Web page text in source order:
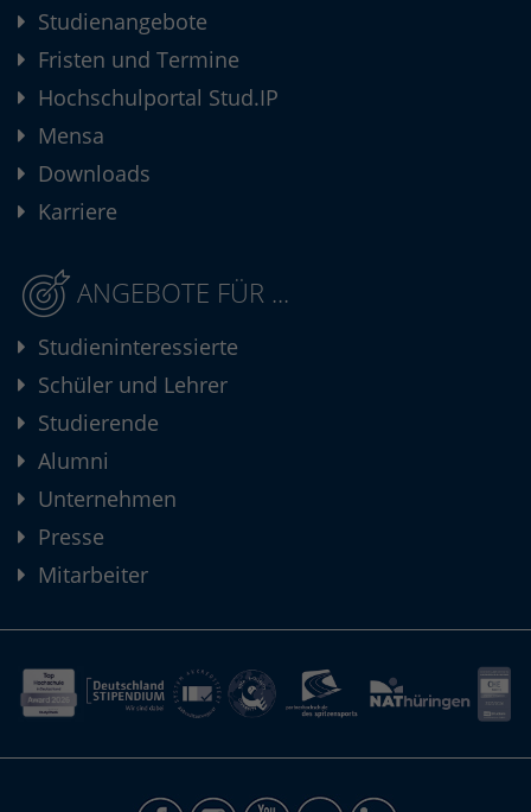
Studienangebote
Fristen und Termine
Hochschulportal Stud.IP
Mensa
Downloads
Karriere
ANGEBOTE FÜR ...
Studieninteressierte
Schüler und Lehrer
Studierende
Alumni
Unternehmen
Presse
Mitarbeiter